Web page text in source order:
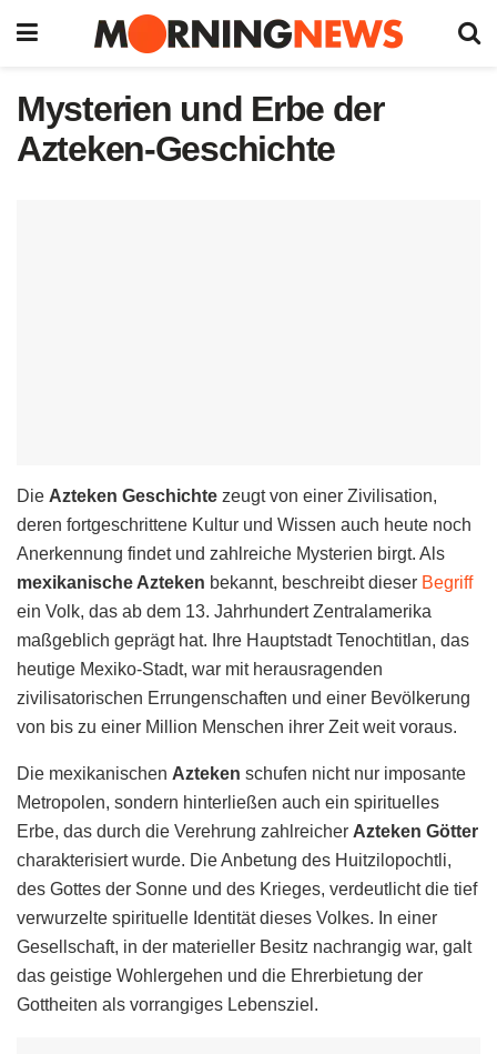
Mysterien und Erbe der
Azteken-Geschichte
Die Azteken Geschichte zeugt von einer Zivilisation,
deren fortgeschrittene Kultur und Wissen auch heute noch
Anerkennung findet und zahlreiche Mysterien birgt. Als
mexikanische Azteken bekannt, beschreibt dieser Begriff
ein Volk, das ab dem 13. Jahrhundert Zentralamerika
maßgeblich geprägt hat. Ihre Hauptstadt Tenochtitlan, das
heutige Mexiko-Stadt, war mit herausragenden
zivilisatorischen Errungenschaften und einer Bevölkerung
von bis zu einer Million Menschen ihrer Zeit weit voraus.
Die mexikanischen Azteken schufen nicht nur imposante
Metropolen, sondern hinterließen auch ein spirituelles
Erbe, das durch die Verehrung zahlreicher Azteken Götter
charakterisiert wurde. Die Anbetung des Huitzilopochtli,
des Gottes der Sonne und des Krieges, verdeutlicht die tief
verwurzelte spirituelle Identität dieses Volkes. In einer
Gesellschaft, in der materieller Besitz nachrangig war, galt
das geistige Wohlergehen und die Ehrerbietung der
Gottheiten als vorrangiges Lebensziel.